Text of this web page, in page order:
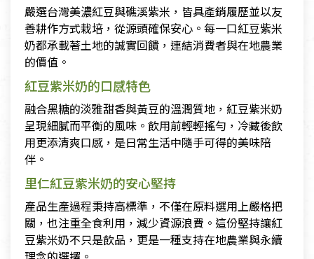
嚴選台灣美濃紅豆與礁溪紫米，皆具產銷履歷並以友
善耕作方式栽培，從源頭確保安心。每一口紅豆紫米
奶都承載著土地的誠實回饋，連結消費者與在地農業
的價值。
紅豆紫米奶的口感特色
融合黑糖的淡雅甜香與黃豆的溫潤質地，紅豆紫米奶
呈現細膩而平衡的風味。飲用前輕輕搖勻，冷藏後飲
用更添清爽口感，是日常生活中隨手可得的美味陪
伴。
里仁紅豆紫米奶的安心堅持
產品生產過程秉持高標準，不僅在原料選用上嚴格把
關，也注重全食利用，減少資源浪費。這份堅持讓紅
豆紫米奶不只是飲品，更是一種支持在地農業與永續